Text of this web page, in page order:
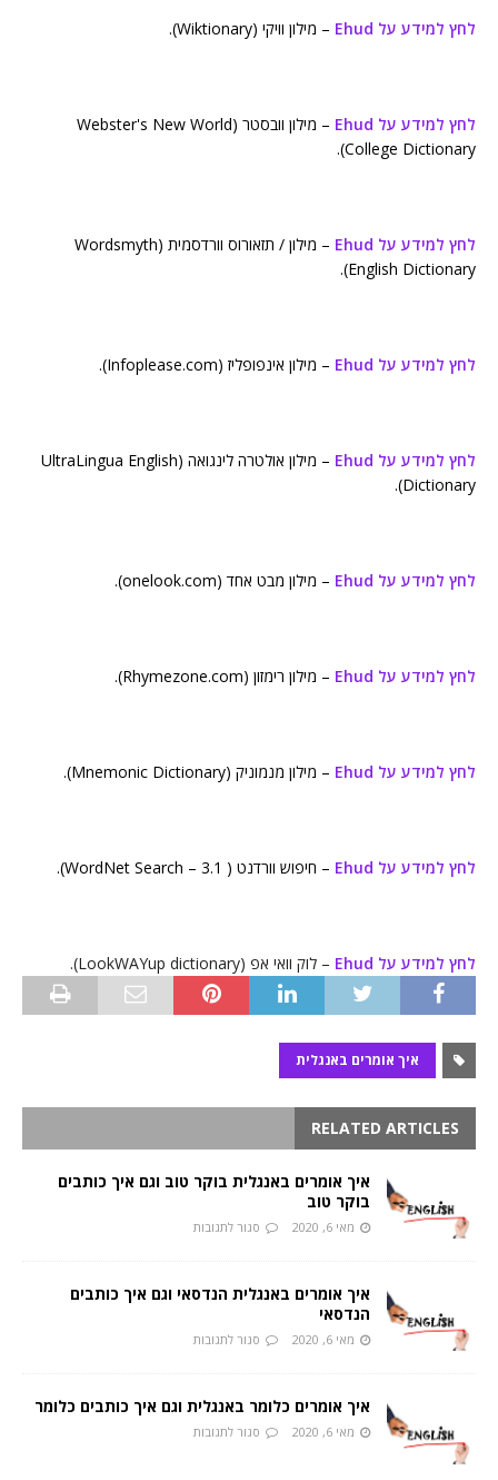
לחץ למידע על Ehud – מילון וויקי (Wiktionary).
לחץ למידע על Ehud
– מילון וובסטר (Webster's New World
College Dictionary).
לחץ למידע על Ehud
– מילון / תזאורוס וורדסמית (Wordsmyth
English Dictionary).
לחץ למידע על Ehud – מילון אינפופליז (Infoplease.com).
לחץ למידע על Ehud
– מילון אולטרה לינגואה (UltraLingua English
Dictionary).
לחץ למידע על Ehud – מילון מבט אחד (onelook.com).
לחץ למידע על Ehud – מילון רימזון (Rhymezone.com).
לחץ למידע על Ehud – מילון מנמוניק (Mnemonic Dictionary).
לחץ למידע על Ehud – חיפוש וורדנט ( WordNet Search – 3.1).
לחץ למידע על Ehud – לוק וואי אפ (LookWAYup dictionary).
איך אומרים באנגלית
RELATED ARTICLES
איך אומרים באנגלית בוקר טוב וגם איך כותבים
בוקר טוב
מאי 6, 2020 סגור לתגובות
איך אומרים באנגלית הנדסאי וגם איך כותבים
הנדסאי
מאי 6, 2020 סגור לתגובות
איך אומרים כלומר באנגלית וגם איך כותבים כלומר
מאי 6, 2020 סגור לתגובות